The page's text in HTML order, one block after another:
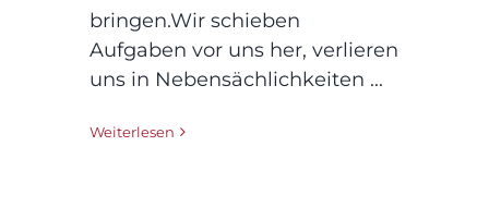
bringen.Wir schieben
Aufgaben vor uns her, verlieren
uns in Nebensächlichkeiten ...
Weiterlesen